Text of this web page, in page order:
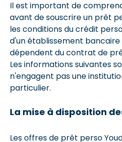
Il est important de
avant de souscrire un prêt
les conditions du crédit
d'un établissement bancaire
dépendent du contrat de
Les informations suivantes
n'engagent pas une
particulier.
La mise à disposition
Les offres de prêt perso